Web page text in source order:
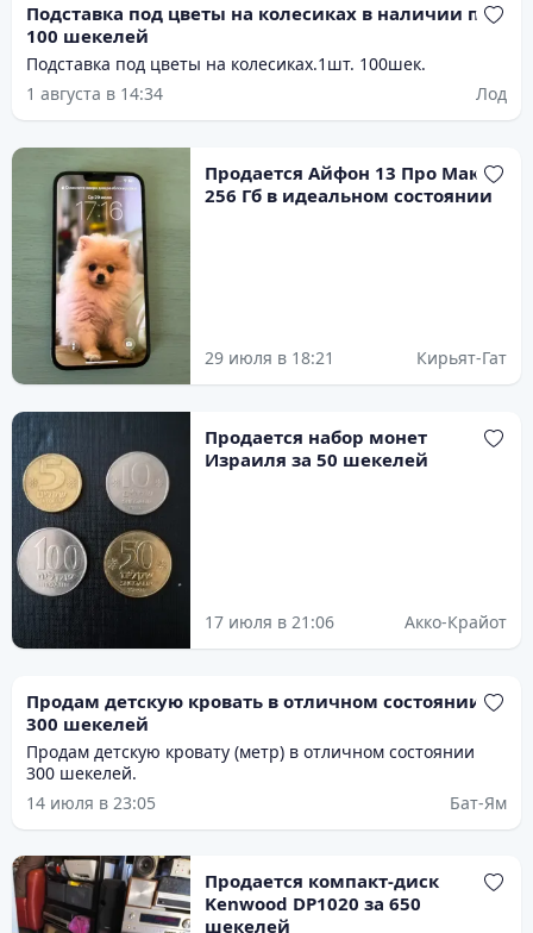
Подставка под цветы на колесиках в наличии по
100 шекелей
Подставка под цветы на колесиках.1шт. 100шек.
1 августа в 14:34
Лод
Продается Айфон 13 Про Макс
256 Гб в идеальном состоянии
29 июля в 18:21 Кирьят-Гат
Продается набор монет
Израиля за 50 шекелей
17 июля в 21:06 Акко-Крайот
Продам детскую кровать в отличном состоянии за
300 шекелей
Продам детскую кровату (метр) в отличном состоянии
300 шекелей.
14 июля в 23:05
Бат-Ям
Продается компакт-диск
Kenwood DP1020 за 650
шекелей